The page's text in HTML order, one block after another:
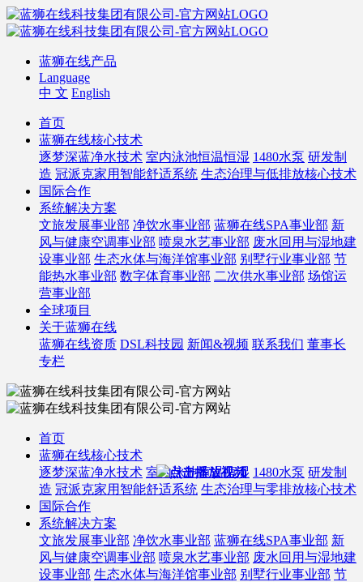
蓝狮在线产品
Language
中 文 English
首页
蓝狮在线核心技术
逐梦深蓝净水技术 室内泳池恒温恒湿 1480水泵 研发制
造 冠派克家用智能舒适系统 生态治理与低排放核心技术
国际合作
系统解决方案
文旅发展事业部 净饮水事业部 蓝狮在线SPA事业部 新
风与健康空调事业部 喷泉水艺事业部 废水回用与湿地建
设事业部 生态水体与海洋馆事业部 别墅行业事业部 节
能热水事业部 数字体育事业部 二次供水事业部 场馆运
营事业部
全球项目
关于蓝狮在线
蓝狮在线资质 DSL科技园 新闻&视频 联系我们 董事长
专栏
首页
蓝狮在线核心技术
逐梦深蓝净水技术 室内泳池恒温恒湿 1480水泵 研发制
造 冠派克家用智能舒适系统 生态治理与零排放核心技术
国际合作
系统解决方案
文旅发展事业部 净饮水事业部 蓝狮在线SPA事业部 新
风与健康空调事业部 喷泉水艺事业部 废水回用与湿地建
设事业部 生态水体与海洋馆事业部 别墅行业事业部 节